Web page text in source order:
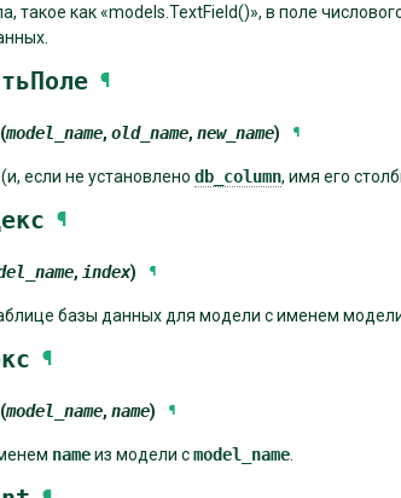
такое как «models.TextField()», в поле
¶
(model_name, old_name, new_name) ¶
если не установлено db_column, имя его
¶
, index) ¶
базы данных для модели с именем
¶
(model_name, name) ¶
nameиз модели сmodel_name.